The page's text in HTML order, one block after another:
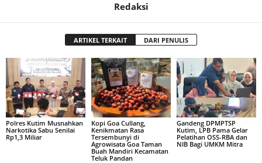
Redaksi
ARTIKEL TERKAIT DARI PENULIS
Polres Kutim Musnahkan
Narkotika Sabu Senilai
Rp1,3 Miliar
Kopi Goa Cullang,
Kenikmatan Rasa
Tersembunyi di
Agrowisata Goa Taman
Buah Mandiri Kecamatan
Teluk Pandan
Gandeng DPMPTSP
Kutim, LPB Pama Gelar
Pelatihan OSS-RBA dan
NIB Bagi UMKM Mitra